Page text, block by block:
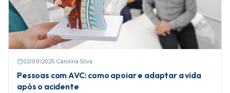
02/09/2025·Carolina Silva
Pessoas com AVC: como apoiar e adaptar a vida
após o acidente